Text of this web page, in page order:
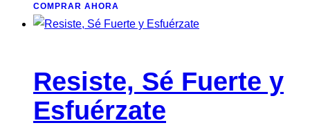
COMPRAR AHORA
Resiste, Sé Fuerte y
Esfuérzate